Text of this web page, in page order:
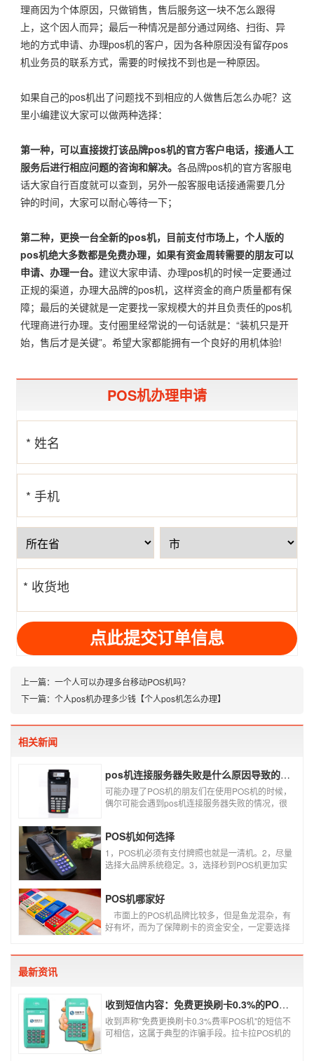
理商因为个体原因，只做销售，售后服务这一块不怎么跟得
上，这个因人而异；最后一种情况是部分通过网络、扫街、异
地的方式申请、办理pos机的客户，因为各种原因没有留存pos
机业务员的联系方式，需要的时候找不到也是一种原因。
如果自己的pos机出了问题找不到相应的人做售后怎么办呢？这
里小编建议大家可以做两种选择：
第一种，可以直接拨打该品牌pos机的官方客户电话，接通人工
服务后进行相应问题的咨询和解决。 各品牌pos机的官方客服电
话大家自行百度就可以查到，另外一般客服电话接通需要几分
钟的时间，大家可以耐心等待一下；
第二种，更换一台全新的pos机，目前支付市场上，个人版的
pos机绝大多数都是免费办理，如果有资金周转需要的朋友可以
申请、办理一台。 建议大家申请、办理pos机的时候一定要通过
正规的渠道，办理大品牌的pos机，这样资金的商户质量都有保
障；最后的关键就是一定要找一家规模大的并且负责任的pos机
代理商进行办理。支付圈里经常说的一句话就是：“装机只是开
始，售后才是关键”。希望大家都能拥有一个良好的用机体验!
POS机办理申请
* 姓名
* 手机
号
* 收货地
址
上一篇： 一个人可以办理多台移动POS机吗？
下一篇： 个人pos机办理多少钱【个人pos机怎么办理】
相关新闻
pos机连接服务器失败是什么原因导致的？附解决办法
可能办理了POS机的朋友们在使用POS机的时候，
偶尔可能会遇到pos机连接服务器失败的情况，很
失败是什么原因导致的？以及出现这种情况又该如
何解决。
POS机如何选择
1，POS机必须有支付牌照也就是一清机。2，尽量
选择大品牌系统稳定。3，选择秒到POS机更加实
选择大POS机。6，个人使用的POS机，系统要支
持商户智能切换智能匹配。7，必须是标准类商户
不可以跳类别或者跳区域。8，了解自己的需求选
POS机哪家好
​ 市面上的POS机品牌比较多，但是鱼龙混杂，有
好有坏，而为了保障刷卡的资金安全，一定要选择
最新资讯
收到短信内容：免费更换刷卡0.3%的POS机，可以相信吗？
收到声称"免费更换刷卡0.3%费率POS机"的短信不
可相信，这属于典型的诈骗手段。拉卡拉POS机的